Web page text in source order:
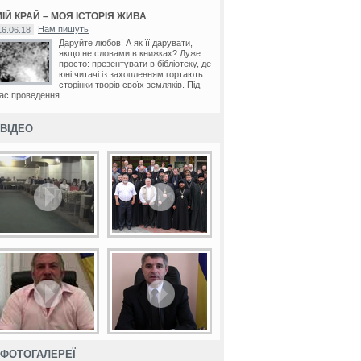
КРАЙ – МОЯ ІСТОРІЯ ЖИВА
Нам пишуть
Даруйте любов! А як її дарувати,
якщо не словами в книжках? Дуже
просто: презентувати в бібліотеку, де
юні читачі із захопленням гортають
сторінки творів своїх земляків. Під
проведення...
ВІДЕО
ФОТОГАЛЕРЕЇ